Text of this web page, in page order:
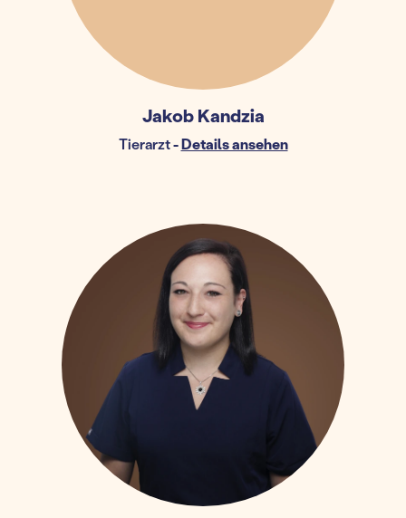
Jakob Kandzia
Tierarzt-Details ansehen